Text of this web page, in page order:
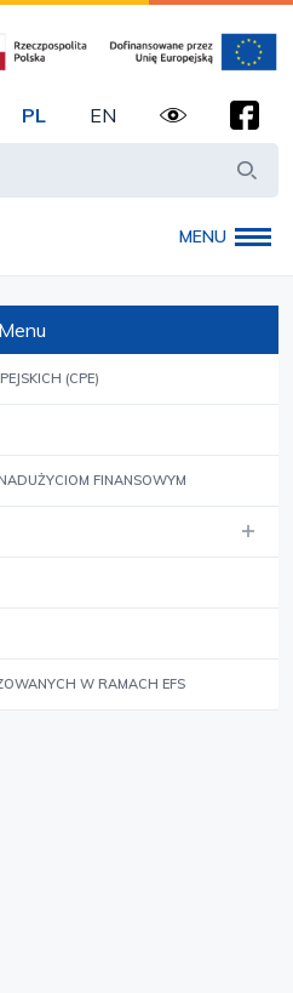
PL EN
MENU
Menu
(CPE)
FINANSOWYM
W RAMACH EFS